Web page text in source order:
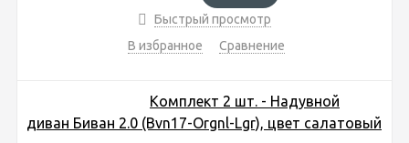
Быстрый просмотр
В избранное
Сравнение
Комплект 2 шт. - Надувной
диван Биван 2.0 (Bvn17-Orgnl-Lgr), цвет салатовый